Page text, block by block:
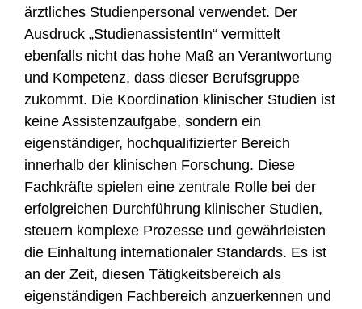
ärztliches Studienpersonal verwendet. Der
Ausdruck „StudienassistentIn“ vermittelt
ebenfalls nicht das hohe Maß an Verantwortung
und Kompetenz, dass dieser Berufsgruppe
zukommt. Die Koordination klinischer Studien ist
keine Assistenzaufgabe, sondern ein
eigenständiger, hochqualifizierter Bereich
innerhalb der klinischen Forschung. Diese
Fachkräfte spielen eine zentrale Rolle bei der
erfolgreichen Durchführung klinischer Studien,
steuern komplexe Prozesse und gewährleisten
die Einhaltung internationaler Standards. Es ist
an der Zeit, diesen Tätigkeitsbereich als
eigenständigen Fachbereich anzuerkennen und